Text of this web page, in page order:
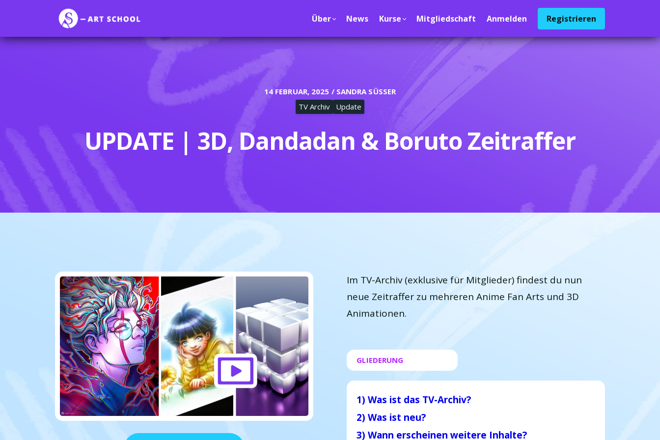
Über News Kurse Mitgliedschaft Anmelden Registrieren
14 FEBRUAR, 2025 / SANDRA SÜSSER
TV Archiv
Update
UPDATE | 3D, Dandadan & Boruto Zeitraffer
Im TV-Archiv (exklusive für Mitglieder) findest du nun
neue Zeitraffer zu mehreren Anime Fan Arts und 3D
Animationen.
GLIEDERUNG
1) Was ist das TV-Archiv?
2) Was ist neu?
3) Wann erscheinen weitere Inhalte?